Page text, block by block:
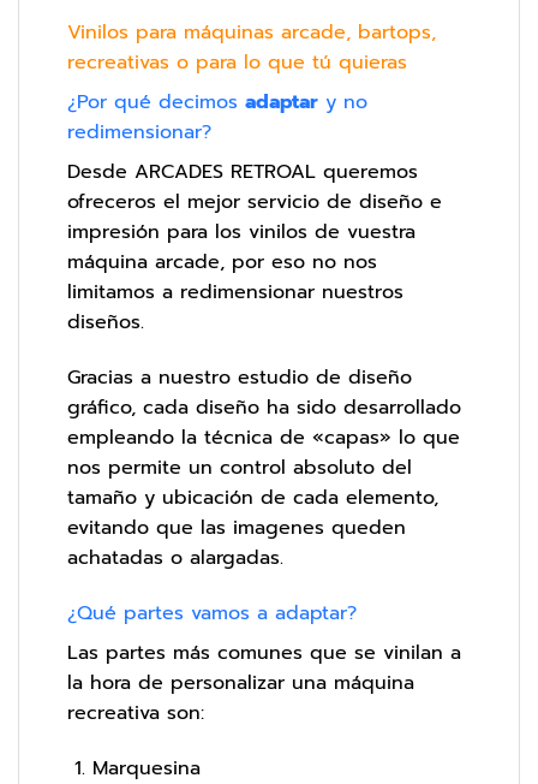
Vinilos para máquinas arcade, bartops,
recreativas o para lo que tú quieras
¿Por qué decimos adaptar y no
redimensionar?
Desde ARCADES RETROAL queremos
ofreceros el mejor servicio de diseño e
impresión para los vinilos de vuestra
máquina arcade, por eso no nos
limitamos a redimensionar nuestros
diseños.
Gracias a nuestro estudio de diseño
gráfico, cada diseño ha sido desarrollado
empleando la técnica de «capas» lo que
nos permite un control absoluto del
tamaño y ubicación de cada elemento,
evitando que las imagenes queden
achatadas o alargadas.
¿Qué partes vamos a adaptar?
Las partes más comunes que se vinilan a
la hora de personalizar una máquina
recreativa son:
Marquesina